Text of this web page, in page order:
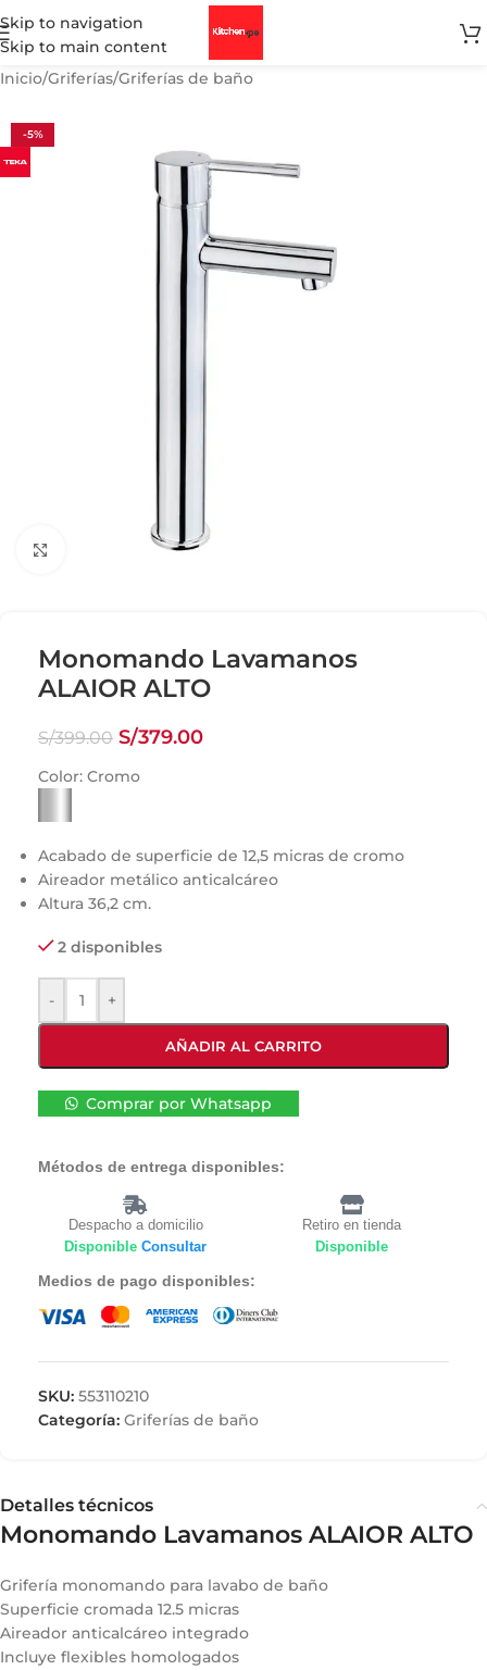
Skip to navigation
Skip to main content
Inicio/Griferías/Griferías de baño
-5%
Click para agrandar
Monomando Lavamanos
ALAIOR ALTO
S/399.00 S/379.00
Color: Cromo
Acabado de superficie de 12,5 micras de cromo
Aireador metálico anticalcáreo
Altura 36,2 cm.
2 disponibles
- +
AÑADIR AL CARRITO
Comprar por Whatsapp
Métodos de entrega disponibles:
Despacho a domicilio
Disponible Consultar
Retiro en tienda
Disponible
Medios de pago disponibles:
SKU: 553110210
Categoría: Griferías de baño
Detalles técnicos
Monomando Lavamanos ALAIOR ALTO
Grifería monomando para lavabo de baño
Superficie cromada 12.5 micras
Aireador anticalcáreo integrado
Incluye flexibles homologados